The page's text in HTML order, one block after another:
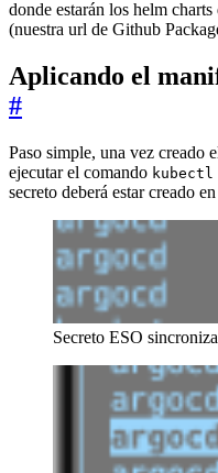
donde estarán los helm
(nuestra url de Github
Aplicando el
#
Paso simple, una vez creado
ejecutar el comando
secreto deberá estar creado
Secreto ESO